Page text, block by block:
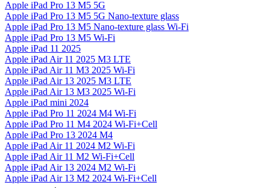
Apple iPad Pro 13 M5 5G
Apple iPad Pro 13 M5 5G Nano-texture glass
Apple iPad Pro 13 M5 Nano-texture glass Wi-Fi
Apple iPad Pro 13 M5 Wi-Fi
Apple iPad 11 2025
Apple iPad Air 11 2025 M3 LTE
Apple iPad Air 11 M3 2025 Wi-Fi
Apple iPad Air 13 2025 M3 LTE
Apple iPad Air 13 M3 2025 Wi-Fi
Apple iPad mini 2024
Apple iPad Pro 11 2024 M4 Wi-Fi
Apple iPad Pro 11 M4 2024 Wi-Fi+Cell
Apple iPad Pro 13 2024 M4
Apple iPad Air 11 2024 M2 Wi-Fi
Apple iPad Air 11 M2 Wi-Fi+Cell
Apple iPad Air 13 2024 M2 Wi-Fi
Apple iPad Air 13 M2 2024 Wi-Fi+Cell